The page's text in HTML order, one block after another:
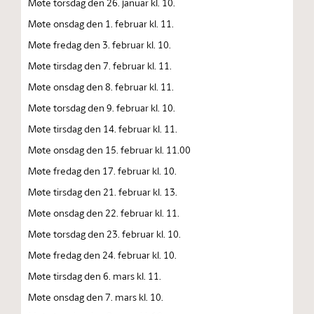
Møte onsdag den 1. februar kl. 11.
Møte fredag den 3. februar kl. 10.
Møte tirsdag den 7. februar kl. 11.
Møte onsdag den 8. februar kl. 11.
Møte torsdag den 9. februar kl. 10.
Møte tirsdag den 14. februar kl. 11.
Møte onsdag den 15. februar kl. 11.00
Møte fredag den 17. februar kl. 10.
Møte tirsdag den 21. februar kl. 13.
Møte onsdag den 22. februar kl. 11.
Møte torsdag den 23. februar kl. 10.
Møte fredag den 24. februar kl. 10.
Møte tirsdag den 6. mars kl. 11.
Møte onsdag den 7. mars kl. 10.